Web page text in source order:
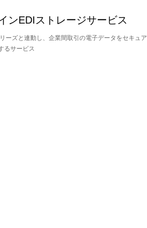
ンEDIストレージサービス
ーズと連動し、企業間取引の電子データをセキュア
るサービス